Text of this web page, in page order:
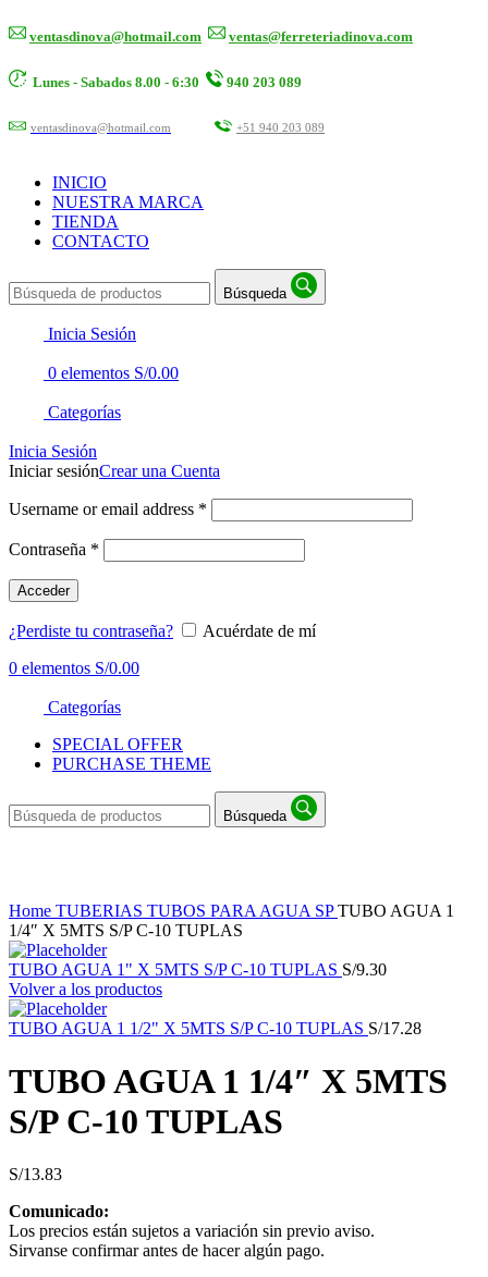
ventasdinova@hotmail.com ventas@ferreteriadinova.com
Lunes - Sabados 8.00 - 6:30 940 203 089
ventasdinova@hotmail.com +51 940 203 089
INICIO
NUESTRA MARCA
TIENDA
CONTACTO
Búsqueda
Inicia Sesión
0 elementos S/0.00
Categorías
Inicia Sesión
Iniciar sesiónCrear una Cuenta
Username or email address *
Contraseña *
Acceder
¿Perdiste tu contraseña?
Acuérdate de mí
0 elementos S/0.00
Categorías
SPECIAL OFFER
PURCHASE THEME
Búsqueda
Home TUBERIAS TUBOS PARA AGUA SPTUBO AGUA 1
1/4″ X 5MTS S/P C-10 TUPLAS
TUBO AGUA 1" X 5MTS S/P C-10 TUPLAS S/9.30
Volver a los productos
TUBO AGUA 1 1/2" X 5MTS S/P C-10 TUPLAS S/17.28
TUBO AGUA 1 1/4″ X 5MTS
S/P C-10 TUPLAS
S/13.83
Comunicado:
Los precios están sujetos a variación sin previo aviso.
Sirvanse confirmar antes de hacer algún pago.